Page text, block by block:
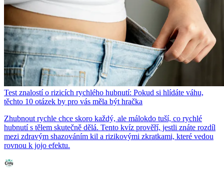
Test znalostí o rizicích rychlého hubnutí: Pokud si hlídáte váhu,
těchto 10 otázek by pro vás měla být hračka
Zhubnout rychle chce skoro každý, ale málokdo tuší, co rychlé
hubnutí s tělem skutečně dělá. Tento kvíz prověří, jestli znáte rozdíl
mezi zdravým shazováním kil a rizikovými zkratkami, které vedou
rovnou k jojo efektu.